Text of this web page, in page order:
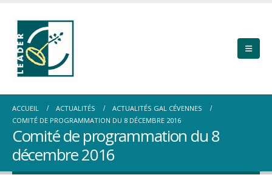
ACCUEIL ACTUALITÉS
ACTUALITÉS GAL CÉVENNES
COMITÉ DE PROGRAMMATION DU 8 DÉCEMBRE 2016
Comité de programmation du 8
décembre 2016